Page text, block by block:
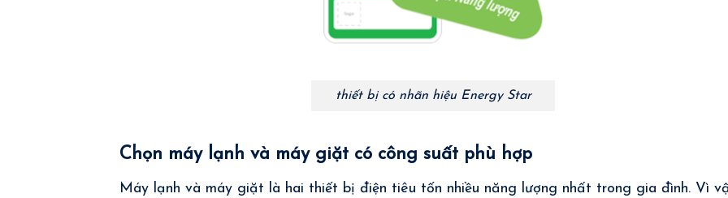
thiết bị có nhãn hiệu Energy Star
Chọn máy lạnh và máy giặt có công suất phù hợp
Máy lạnh và máy giặt là hai thiết bị điện tiêu tốn nhiều năng lượng nhất trong gia đình. Vì